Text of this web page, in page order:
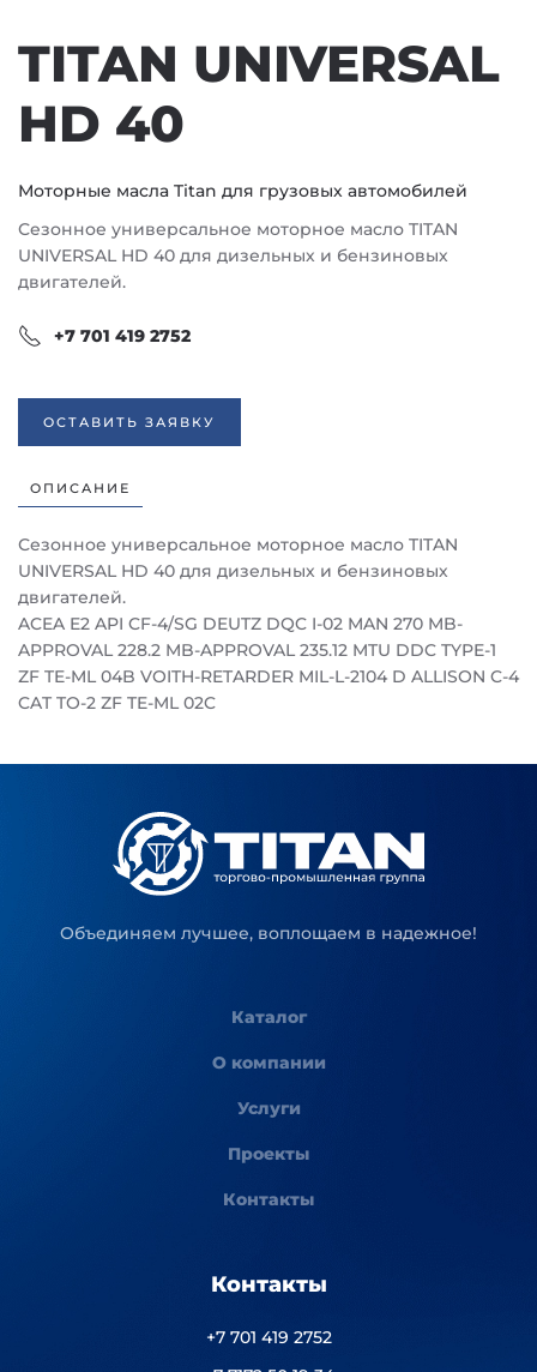
TITAN UNIVERSAL
HD 40
Моторные масла Titan для грузовых автомобилей
Сезонное универсальное моторное масло TITAN
UNIVERSAL HD 40 для дизельных и бензиновых
двигателей.
+7 701 419 2752
ОСТАВИТЬ ЗАЯВКУ
ОПИСАНИЕ
Сезонное универсальное моторное масло TITAN
UNIVERSAL HD 40 для дизельных и бензиновых
двигателей.
ACEA E2 API CF-4/SG DEUTZ DQC I-02 MAN 270 MB-
APPROVAL 228.2 MB-APPROVAL 235.12 MTU DDC TYPE-1
ZF TE-ML 04B VOITH-RETARDER MIL-L-2104 D ALLISON C-4
CAT TO-2 ZF TE-ML 02C
Объединяем лучшее, воплощаем в надежное!
Каталог
О компании
Услуги
Проекты
Контакты
Контакты
+7 701 419 2752